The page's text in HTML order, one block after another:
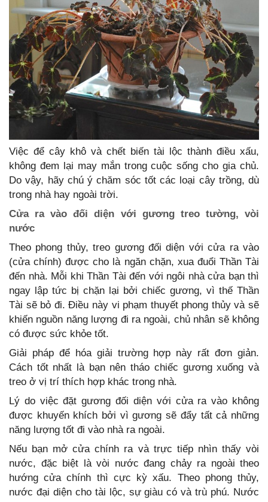
Việc để cây khô và chết biến tài lộc thành điều xấu,
không đem lại may mắn trong cuộc sống cho gia chủ.
Do vậy, hãy chú ý chăm sóc tốt các loại cây trồng, dù
trong nhà hay ngoài trời.
Cửa ra vào đối diện với gương treo tường, vòi
nước
Theo phong thủy, treo gương đối diện với cửa ra vào
(cửa chính) được cho là ngăn chặn, xua đuổi Thần Tài
đến nhà. Mỗi khi Thần Tài đến với ngôi nhà cửa bạn thì
ngay lập tức bị chặn lại bởi chiếc gương, vì thế Thần
Tài sẽ bỏ đi. Điều này vi phạm thuyết phong thủy và sẽ
khiến nguồn năng lượng đi ra ngoài, chủ nhân sẽ không
có được sức khỏe tốt.
Giải pháp để hóa giải trường hợp này rất đơn giản.
Cách tốt nhất là bạn nên tháo chiếc gương xuống và
treo ở vị trí thích hợp khác trong nhà.
Lý do việc đặt gương đối diện với cửa ra vào không
được khuyến khích bởi vì gương sẽ đẩy tất cả những
năng lượng tốt đi vào nhà ra ngoài.
Nếu bạn mở cửa chính ra và trực tiếp nhìn thấy vòi
nước, đặc biệt là vòi nước đang chảy ra ngoài theo
hướng cửa chính thì cực kỳ xấu. Theo phong thủy,
nước đại diện cho tài lộc, sự giàu có và trù phú. Nước